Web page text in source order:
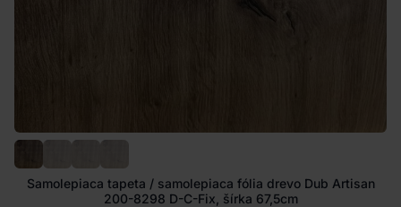
Samolepiaca tapeta / samolepiaca fólia drevo Dub Artisan
200-8298 D-C-Fix, šírka 67,5cm